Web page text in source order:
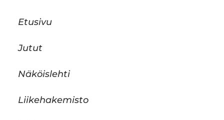
Etusivu
Jutut
Näköislehti
Liikehakemisto